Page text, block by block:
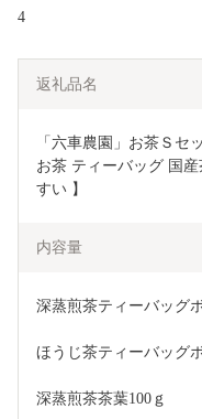
4
返礼品名
「六車農園」お茶Ｓセ
お茶 ティーバッグ 国
すい 】
内容量
深蒸煎茶ティーバッグ
ほうじ茶ティーバッグ
深蒸煎茶茶葉100ｇ